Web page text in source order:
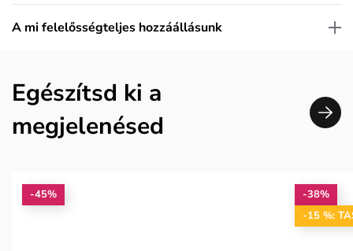
A mi felelősségteljes hozzáállásunk
Egészítsd ki a
megjelenésed
-45%
-38%
-15 %: